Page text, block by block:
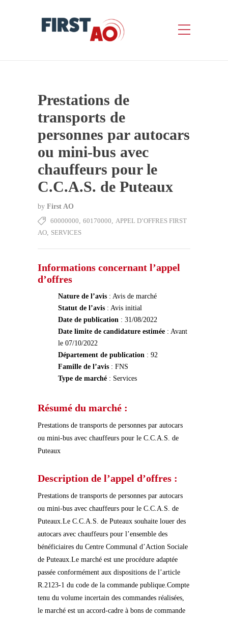
Prestations de
transports de
personnes par autocars
ou mini-bus avec
chauffeurs pour le
C.C.A.S. de Puteaux
by First AO
60000000, 60170000, APPEL D’OFFRES FIRST
AO, SERVICES
Informations concernant l’appel
d’offres
Nature de l’avis : Avis de marché
Statut de l’avis : Avis initial
Date de publication : 31/08/2022
Date limite de candidature estimée : Avant
le 07/10/2022
Département de publication : 92
Famille de l’avis : FNS
Type de marché : Services
Résumé du marché :
Prestations de transports de personnes par autocars
ou mini-bus avec chauffeurs pour le C.C.A.S. de
Puteaux
Description de l’appel d’offres :
Prestations de transports de personnes par autocars
ou mini-bus avec chauffeurs pour le C.C.A.S. de
Puteaux.Le C.C.A.S. de Puteaux souhaite louer des
autocars avec chauffeurs pour l’ensemble des
bénéficiaires du Centre Communal d’Action Sociale
de Puteaux.Le marché est une procédure adaptée
passée conformément aux dispositions de l’article
R.2123-1 du code de la commande publique.Compte
tenu du volume incertain des commandes réalisées,
le marché est un accord-cadre à bons de commande